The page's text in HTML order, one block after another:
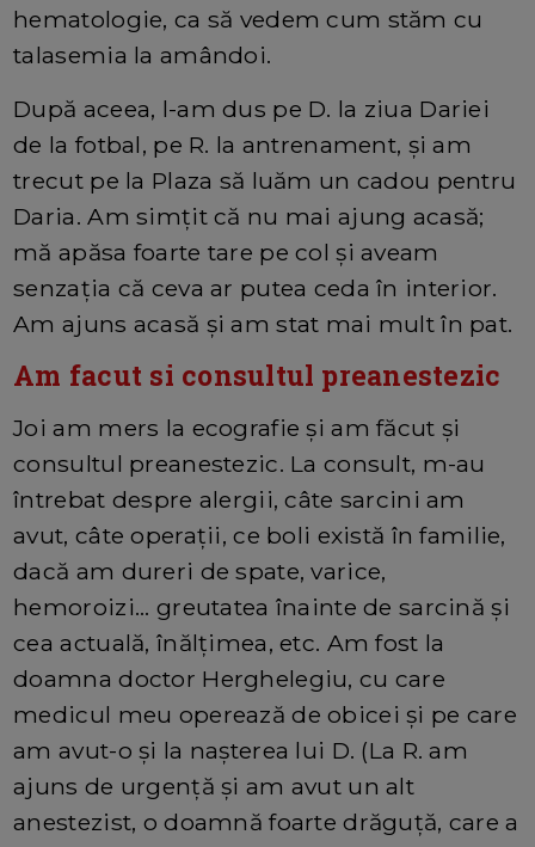
hematologie, ca să vedem cum stăm cu
talasemia la amândoi.
După aceea, l-am dus pe D. la ziua Dariei
de la fotbal, pe R. la antrenament, și am
trecut pe la Plaza să luăm un cadou pentru
Daria. Am simțit că nu mai ajung acasă;
mă apăsa foarte tare pe col și aveam
senzația că ceva ar putea ceda în interior.
Am ajuns acasă și am stat mai mult în pat.
Am facut si consultul preanestezic
Joi am mers la ecografie și am făcut și
consultul preanestezic. La consult, m-au
întrebat despre alergii, câte sarcini am
avut, câte operații, ce boli există în familie,
dacă am dureri de spate, varice,
hemoroizi... greutatea înainte de sarcină și
cea actuală, înălțimea, etc. Am fost la
doamna doctor Herghelegiu, cu care
medicul meu operează de obicei și pe care
am avut-o și la nașterea lui D. (La R. am
ajuns de urgență și am avut un alt
anestezist, o doamnă foarte drăguță, care a